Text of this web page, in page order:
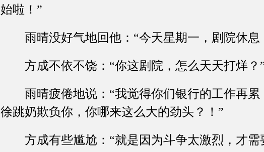
始啦！”
雨晴没好气地回他：“今天星期一，剧院休息
方成不依不饶：“你这剧院，怎么天天打烊？
雨晴疲倦地说：“我觉得你们银行的工作再累
徐跳奶欺负你，你哪来这么大的劲头？！”
方成有些尴尬：“就是因为斗争太激烈，才需